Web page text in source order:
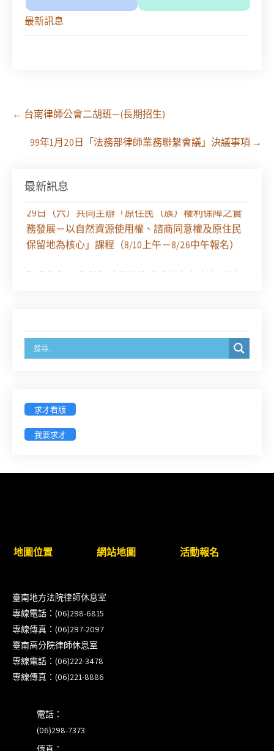
最新訊息
Post
navigation
← 台南律師公會二胡班—(長期招生)
99年1月20日「法務部律師業務聯繫會議」決議事項 →
最新訊息
【課程報名】全律會與台北律師公會等單位定於8月
29日（六）共同主辦「原住民（族）權利保障之實
務發展－以自然資源使用權、諮商同意權及原住民
保留地為核心」課程（8/10上午－8/26中午報名）
徵求參與115年教師法律諮詢補助計畫人才庫(請於
之分公司及商業應參加「勞動權益講習」
戳為憑)】
徵詢有意願擔任臺南市115年度國民中小學法治教育
臺南高分院8/28(五)下午舉辦「家庭關係中的正當防
8/22~23「平反再導航:2026台灣冤平反協會年度論
壇｣
【重要公告】115年職場霸凌調查專業人才(律師)培
訓課程（雲嘉南場）錄取通知已發送
前報名，實體+線上併行)
求才看版
我要求才
地圖位置 網站地圖 活動報名
臺南地方法院律師休息室
專線電話：(06)298-6815
專線傳真：(06)297-2097
臺南高分院律師休息室
專線電話：(06)222-3478
專線傳真：(06)221-8886
電話：
(06)298-7373